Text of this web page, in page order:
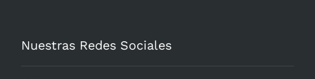
Nuestras Redes Sociales